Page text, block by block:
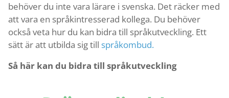
behöver du inte vara lärare i svenska. Det räcker med
att vara en språkintresserad kollega. Du behöver
också veta hur du kan bidra till språkutveckling. Ett
sätt är att utbilda sig till språkombud.
Så här kan du bidra till språkutveckling